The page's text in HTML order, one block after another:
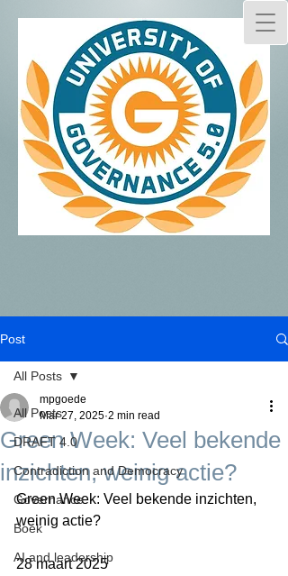
Post
All Posts
DRAFT 4.0
Contradiction and Democracy
Governance
Boek
AI and leadership
All Posts
Green Week: Veel bekende
inzichten, weinig actie?
mpgoede
Mar 27, 2025 2 min read
Green Week: Veel bekende inzichten,
weinig actie?
28 maart 2025